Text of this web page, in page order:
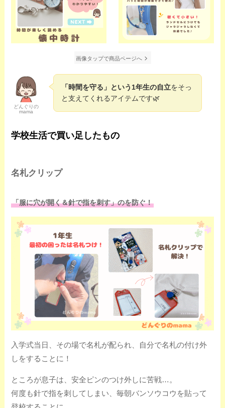
画像タップで商品ページへ
どんぐりの
mama
「時間を守る」という1年生の自立をそっ
と支えてくれるアイテムです🌿
学校生活で買い足したもの
名札クリップ
「服に穴が開く＆針で指を刺す」のを防ぐ！
入学式当日、その場で名札が配られ、自分で名札の付け外
しをすることに！
ところが息子は、安全ピンのつけ外しに苦戦…。
何度も針で指を刺してしまい、毎朝バンソウコウを貼って